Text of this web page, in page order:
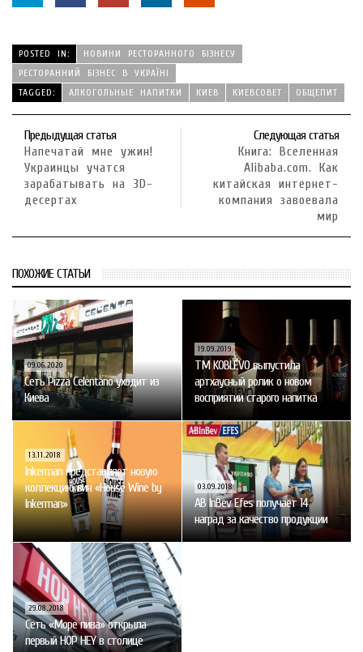
POSTED IN:
НОВИНИ РЕСТОРАННОГО БІЗНЕСУ
РЕСТОРАННИЙ БІЗНЕС В УКРАЇНІ
TAGGED:
АЛКОГОЛЬНЫЕ НАПИТКИ КИЕВ КИЕВСОВЕТ ОБЩЕПИТ
Предыдущая статья
Напечатай мне ужин!
Украинцы учатся
зарабатывать на 3D-
десертах
Следующая статья
Книга: Вселенная
Alibaba.com. Как
китайская интернет-
компания завоевала
мир
ПОХОЖИЕ СТАТЬИ
09.06.2020
Сеть Pizza Celentano уходит из
Киева
19.09.2019
ТМ KOBLEVO выпустила
артхаусный ролик о новом
восприятии старого напитка
13.11.2018
Inkerman представляет новую
коллекцию вин «House Wine by
Inkerman»
03.09.2018
AB InBev Efes получает 14
наград за качество продукции
29.08.2018
Сеть «Море пива» открыла
первый HOP HEY в столице